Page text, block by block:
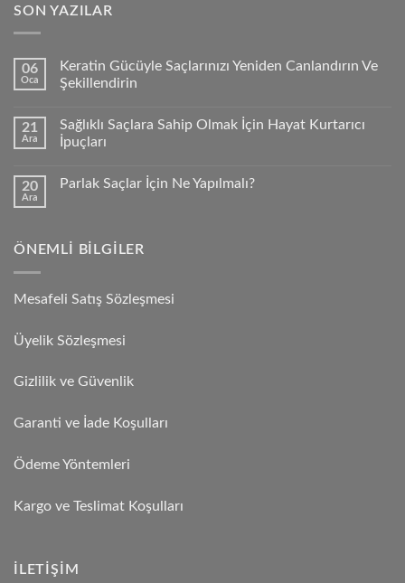
SON YAZILAR
06
Oca
Keratin Gücüyle Saçlarınızı Yeniden Canlandırın Ve
Şekillendirin
21
Ara
Sağlıklı Saçlara Sahip Olmak İçin Hayat Kurtarıcı
İpuçları
20
Ara
Parlak Saçlar İçin Ne Yapılmalı?
ÖNEMLI BILGILER
Mesafeli Satış Sözleşmesi
Üyelik Sözleşmesi
Gizlilik ve Güvenlik
Garanti ve İade Koşulları
Ödeme Yöntemleri
Kargo ve Teslimat Koşulları
İLETIŞIM